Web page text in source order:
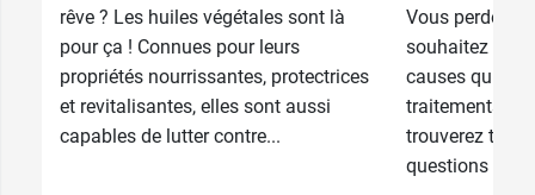
rêve ? Les huiles végétales sont là
pour ça ! Connues pour leurs
propriétés nourrissantes, protectrices
et revitalisantes, elles sont aussi
capables de lutter contre...
Vous perdez
souhaitez en
causes qui y
traitements
trouverez
questions